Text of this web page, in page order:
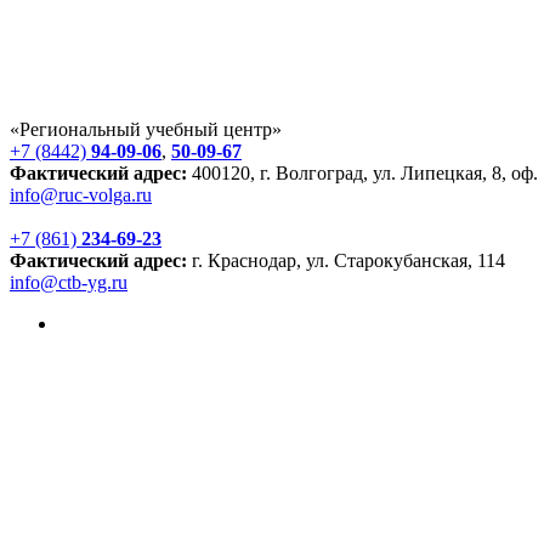
«Региональный учебный центр»
+7 (8442) 94-09-06, 50-09-67
Фактический адрес: 400120, г. Волгоград, ул. Липецкая, 8, оф.
info@ruc-volga.ru
+7 (861) 234-69-23
Фактический адрес: г. Краснодар, ул. Старокубанская, 114
info@ctb-yg.ru